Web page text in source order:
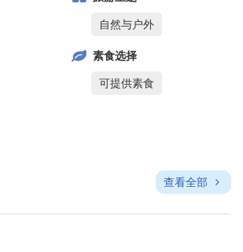
自然与户外
素食选择
可提供素食
查看全部